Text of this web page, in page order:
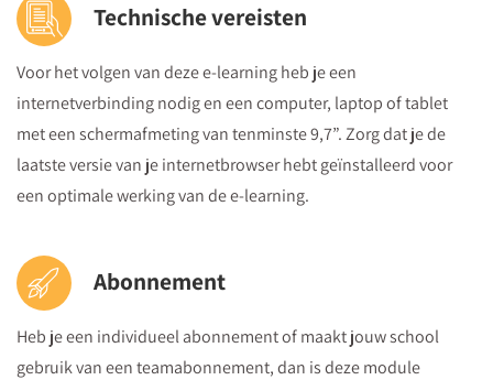
Technische vereisten
Voor het volgen van deze e-learning heb je een
internetverbinding nodig en een computer, laptop of tablet
met een schermafmeting van tenminste 9,7”. Zorg dat je de
laatste versie van je internetbrowser hebt geïnstalleerd voor
een optimale werking van de e-learning.
Abonnement
Heb je een individueel abonnement of maakt jouw school
gebruik van een teamabonnement, dan is deze module